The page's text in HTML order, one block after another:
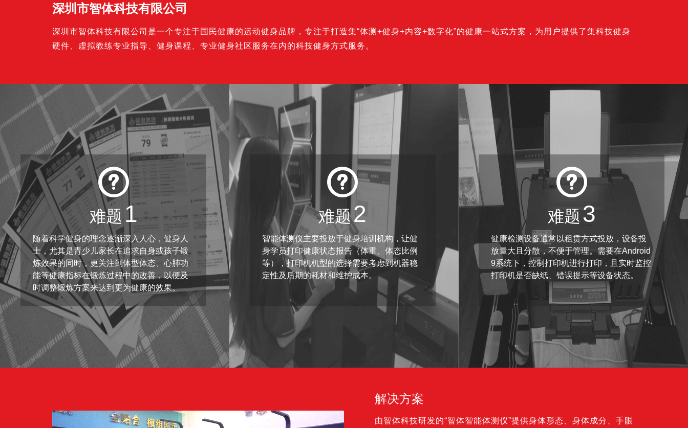
深圳市智体科技有限公司
深圳市智体科技有限公司是一个专注于国民健康的运动健身品牌，专注于打造集“体测+健身+内容+数字化”的健康一站式方案，为用户提供了集科技健身
硬件、虚拟教练专业指导、健身课程、专业健身社区服务在内的科技健身方式服务。
难题 1
随着科学健身的理念逐渐深入人心，健身人
士，尤其是青少儿家长在追求自身或孩子锻
炼效果的同时，更关注到体型体态、心肺功
能等健康指标在锻炼过程中的改善，以便及
时调整锻炼方案来达到更为健康的效果。
难题2
智能体测仪主要投放于健身培训机构，让健
身学员打印健康状态报告（体重、体态比例
等），打印机机型的选择需要考虑到机器稳
定性及后期的耗材和维护成本。
难题 3
健康检测设备通常以租赁方式投放，设备投
放量大且分散，不便于管理。需要在Android
9系统下，控制打印机进行打印，且实时监控
打印机是否缺纸、错误提示等设备状态。
解决方案
由智体科技研发的“智体智能体测仪”提供身体形态、身体成分、手眼